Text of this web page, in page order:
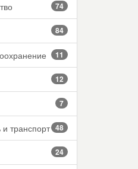
74
84
11
12
7
транспорт 48
24